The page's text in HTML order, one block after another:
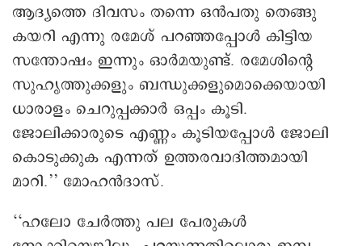
ആദ്യത്തെ ദിവസം തന്നെ ഒൻപതു തെങ്ങു
കയറി എന്നു രമേശ് പറഞ്ഞപ്പോൾ കിട്ടിയ
സന്തോഷം ഇന്നും ഓർമയുണ്ട്. രമേശിന്റെ
സുഹൃത്തുക്കളും ബന്ധുക്കളുമൊക്കെയായി
ധാരാളം ചെറുപ്പക്കാർ ഒപ്പം കൂടി.
ജോലിക്കാരുടെ എണ്ണം കൂടിയപ്പോൾ ജോലി
കൊടുക്കുക എന്നത് ഉത്തരവാദിത്തമായി
മാറി.’’ മോഹൻദാസ്.
‘‘ഹലോ ചേർത്തു പല പേരുകൾ